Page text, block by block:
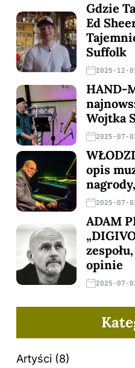
Gdzie
Ed
Suffolk
2025-12-
HAND-
Wojtka
2025-07-
opis
2025-07-
ADAM
opinie
2025-07-
Artyści (8)